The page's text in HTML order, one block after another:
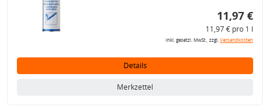
11,97 €
11,97 € pro 1 l
inkl. gesetzl. MwSt., zzgl.Versandkosten
Details
Merkzettel